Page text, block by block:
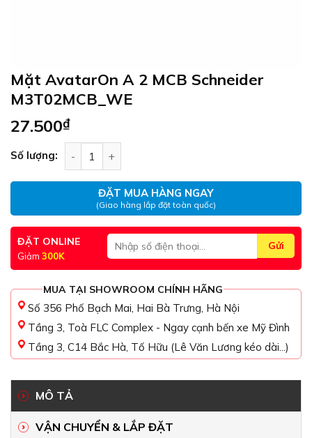
Mặt AvatarOn A 2 MCB Schneider
M3T02MCB_WE
27.500₫
Số lượng:
ĐẶT MUA HÀNG NGAY
(Giao hàng lắp đặt toàn quốc)
ĐẶT ONLINE
Giảm 300K
MUA TẠI SHOWROOM CHÍNH HÃNG
Số 356 Phố Bạch Mai, Hai Bà Trưng, Hà Nội
Tầng 3, Toà FLC Complex - Ngay cạnh bến xe Mỹ Đình
Tầng 3, C14 Bắc Hà, Tố Hữu (Lê Văn Lương kéo dài...)
MÔ TẢ
VẬN CHUYỂN & LẮP ĐẶT